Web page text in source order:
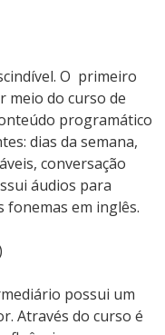
O primeiro
meio do curso de
programático
dias da semana,
conversação
áudios para
em inglês.
possui um
Através do curso é